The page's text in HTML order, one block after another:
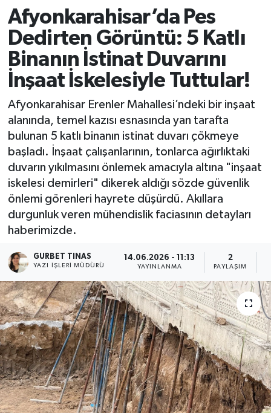
Afyonkarahisar’da Pes
Dedirten Görüntü: 5 Katlı
Binanın İstinat Duvarını
İnşaat İskelesiyle Tuttular!
Afyonkarahisar Erenler Mahallesi’ndeki bir inşaat
alanında, temel kazısı esnasında yan tarafta
bulunan 5 katlı binanın istinat duvarı çökmeye
başladı. İnşaat çalışanlarının, tonlarca ağırlıktaki
duvarın yıkılmasını önlemek amacıyla altına "inşaat
iskelesi demirleri" dikerek aldığı sözde güvenlik
önlemi görenleri hayrete düşürdü. Akıllara
durgunluk veren mühendislik faciasının detayları
haberimizde.
GURBET TINAS
YAZI İŞLERI MÜDÜRÜ
14.06.2026 - 11:13
YAYINLANMA
2
PAYLAŞIM
Eğitim
Sağlık
Teknoloji
Kültür - Sanat
Yaşam
Tüm Manşetler
Son Dakika Haberleri
Haber Arşivi